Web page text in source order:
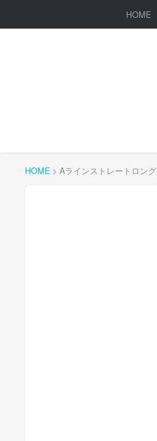
HOME
HOME > Aラインストレートロン